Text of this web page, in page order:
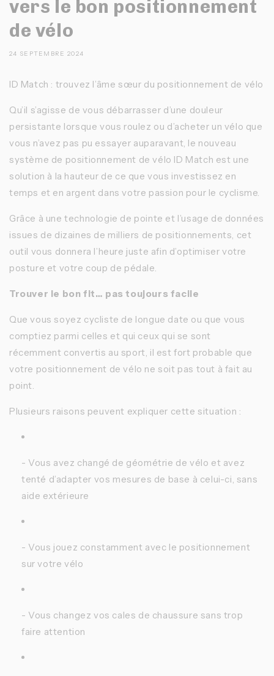
vers le bon positionnement
de vélo
24 SEPTEMBRE 2024
ID Match : trouvez l’âme sœur du positionnement de vélo
Qu’il s’agisse de vous débarrasser d’une douleur
persistante lorsque vous roulez ou d’acheter un vélo que
vous n’avez pas pu essayer auparavant, le nouveau
système de positionnement de vélo ID Match est une
solution à la hauteur de ce que vous investissez en
temps et en argent dans votre passion pour le cyclisme.
Grâce à une technologie de pointe et l’usage de données
issues de dizaines de milliers de positionnements, cet
outil vous donnera l’heure juste afin d’optimiser votre
posture et votre coup de pédale.
Trouver le bon fit… pas toujours facile
Que vous soyez cycliste de longue date ou que vous
comptiez parmi celles et qui ceux qui se sont
récemment convertis au sport, il est fort probable que
votre positionnement de vélo ne soit pas tout à fait au
point.
Plusieurs raisons peuvent expliquer cette situation :
- Vous avez changé de géométrie de vélo et avez
tenté d’adapter vos mesures de base à celui-ci, sans
aide extérieure
- Vous jouez constamment avec le positionnement
sur votre vélo
- Vous changez vos cales de chaussure sans trop
faire attention